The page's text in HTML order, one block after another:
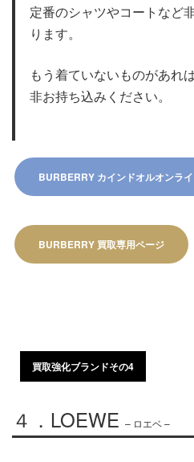
定番のシャツやコートなど
ります。
もう着ていないものがあれ
非お持ち込みください。
BURBERRY カインドオルオンラ
BURBERRY 買取専用ページ​
買取強化ブランドその4
４．LOEWE – ロエベ –